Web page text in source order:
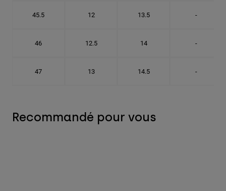
45.5 12 13.5 -
46 12.5 14 -
47 13 14.5 -
Recommandé pour vous